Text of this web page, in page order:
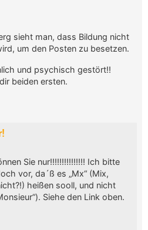
sieht man, dass Bildung nicht
um den Posten zu besetzen.
und psychisch gestört!!
beiden ersten.
Sie nur!!!!!!!!!!!!!!! Ich bitte
vor, da´ß es „Mx“ (Mix,
heißen sooll, und nicht
Siehe den Link oben.